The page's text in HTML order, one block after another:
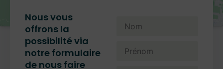
Nous vous
offrons la
possibilité via
notre formulaire
de nous faire